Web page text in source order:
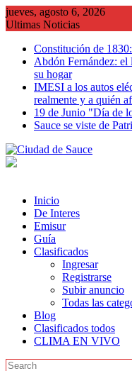
Saltar
al
jueves, agosto 6, 2026
Ultimas Noticias
Constitución de
Abdón Fernández: el
su hogar
IMESI a los autos
realmente y a quién
19 de Junio "Día de
Sauce se viste de
Inicio
De Interes
Emisur
Guía
Clasificados
Ingresar
Registrarse
Subir anuncio
Todas las
Blog
Clasificados todos
CLIMA EN VIVO